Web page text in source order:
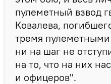
пулеметный взвод
Ковалева,
тремя
ни на шаг не
на то, что на них
и офицеров".